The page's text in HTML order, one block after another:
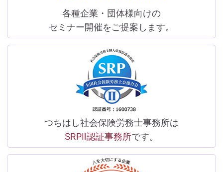
各種企業・団体様向けの
セミナー開催をご提案します。
つちはし社会保険労務士事務所は
SRPⅡ認証事務所です。